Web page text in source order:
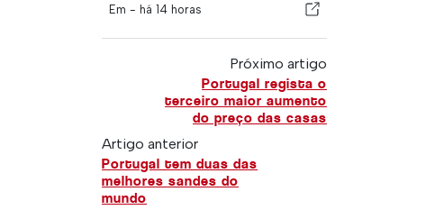
Em - há 14 horas
Próximo artigo
Portugal regista o
terceiro maior aumento
do preço das casas
Artigo anterior
Portugal tem duas das
melhores sandes do
mundo